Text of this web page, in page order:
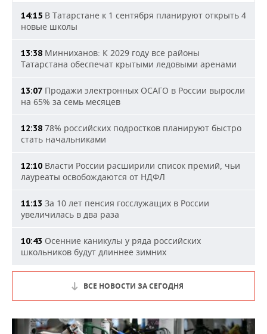
14:15 В Татарстане к 1 сентября планируют открыть 4
новые школы
13:38 Минниханов: К 2029 году все районы
Татарстана обеспечат крытыми ледовыми аренами
13:07 Продажи электронных ОСАГО в России выросли
на 65% за семь месяцев
12:38 78% российских подростков планируют быстро
стать начальниками
12:10 Власти России расширили список премий, чьи
лауреаты освобождаются от НДФЛ
11:13 За 10 лет пенсия госслужащих в России
увеличилась в два раза
10:43 Осенние каникулы у ряда российских
школьников будут длиннее зимних
ВСЕ НОВОСТИ ЗА СЕГОДНЯ